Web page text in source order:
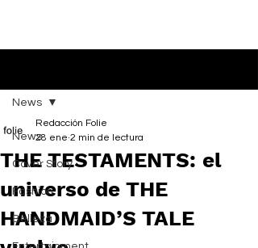
News
Cover Story
Fashion
Belleza
News
THE TESTAMENTS: el
universo de THE
HANDMAID’S TALE
Redacción Folie
28 ene 2 min de lectura